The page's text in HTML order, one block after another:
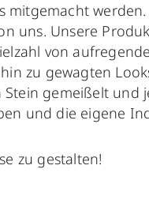
mitgemacht
uns. Unsere
von
zu gewagten
gemeißelt und
und die eigene
zu gestalten!